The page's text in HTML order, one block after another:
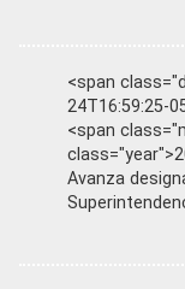
<span
24T16:59:25-
<span
Avanza